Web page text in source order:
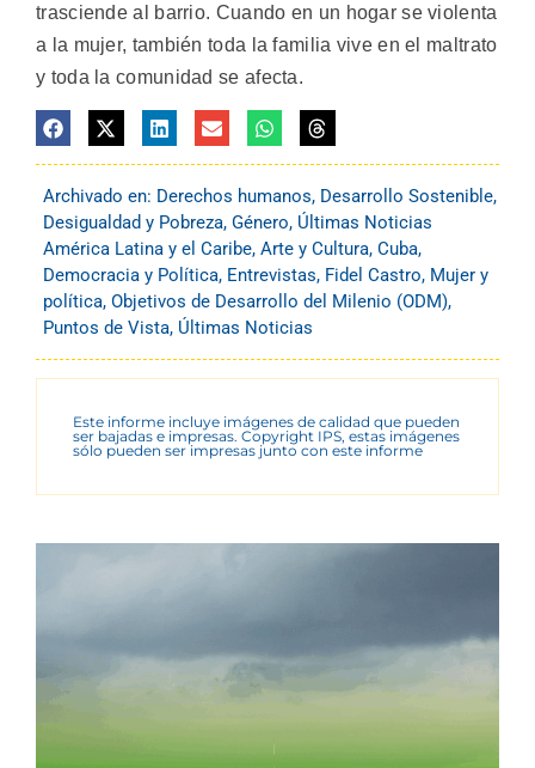
trasciende al barrio. Cuando en un hogar se violenta
a la mujer, también toda la familia vive en el maltrato
y toda la comunidad se afecta.
Archivado en: Derechos humanos, Desarrollo Sostenible,
Desigualdad y Pobreza, Género, Últimas Noticias
América Latina y el Caribe, Arte y Cultura, Cuba,
Democracia y Política, Entrevistas, Fidel Castro, Mujer y
política, Objetivos de Desarrollo del Milenio (ODM),
Puntos de Vista, Últimas Noticias
Este informe incluye imágenes de calidad que pueden
ser bajadas e impresas. Copyright IPS, estas imágenes
sólo pueden ser impresas junto con este informe